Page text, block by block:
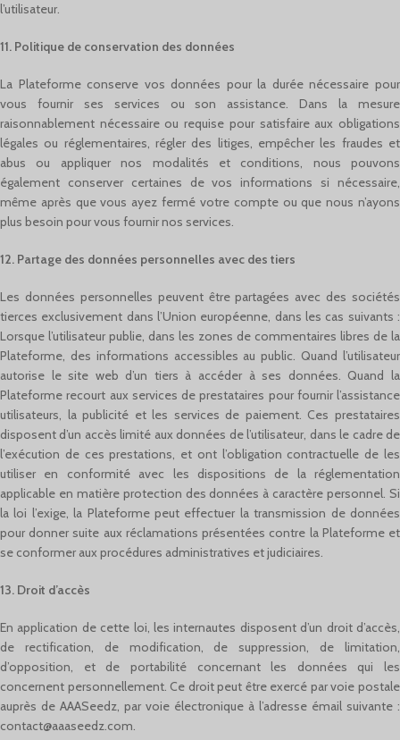
l’utilisateur.
11. Politique de conservation des données
La Plateforme conserve vos données pour la durée nécessaire pour
vous fournir ses services ou son assistance. Dans la mesure
raisonnablement nécessaire ou requise pour satisfaire aux obligations
légales ou réglementaires, régler des litiges, empêcher les fraudes et
abus ou appliquer nos modalités et conditions, nous pouvons
également conserver certaines de vos informations si nécessaire,
même après que vous ayez fermé votre compte ou que nous n’ayons
plus besoin pour vous fournir nos services.
12. Partage des données personnelles avec des tiers
Les données personnelles peuvent être partagées avec des sociétés
tierces exclusivement dans l’Union européenne, dans les cas suivants :
Lorsque l’utilisateur publie, dans les zones de commentaires libres de la
Plateforme, des informations accessibles au public. Quand l’utilisateur
autorise le site web d’un tiers à accéder à ses données. Quand la
Plateforme recourt aux services de prestataires pour fournir l’assistance
utilisateurs, la publicité et les services de paiement. Ces prestataires
disposent d’un accès limité aux données de l’utilisateur, dans le cadre de
l’exécution de ces prestations, et ont l’obligation contractuelle de les
utiliser en conformité avec les dispositions de la réglementation
applicable en matière protection des données à caractère personnel. Si
la loi l’exige, la Plateforme peut effectuer la transmission de données
pour donner suite aux réclamations présentées contre la Plateforme et
se conformer aux procédures administratives et judiciaires.
13. Droit d’accès
En application de cette loi, les internautes disposent d’un droit d’accès,
de rectification, de modification, de suppression, de limitation,
d’opposition, et de portabilité concernant les données qui les
concernent personnellement. Ce droit peut être exercé par voie postale
auprès de AAASeedz, par voie électronique à l’adresse émail suivante :
contact@aaaseedz.com.